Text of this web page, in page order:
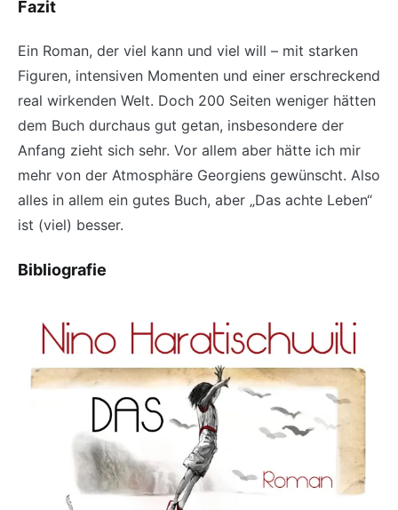
Fazit
Ein Roman, der viel kann und viel will – mit starken
Figuren, intensiven Momenten und einer erschreckend
real wirkenden Welt. Doch 200 Seiten weniger hätten
dem Buch durchaus gut getan, insbesondere der
Anfang zieht sich sehr. Vor allem aber hätte ich mir
mehr von der Atmosphäre Georgiens gewünscht. Also
alles in allem ein gutes Buch, aber „Das achte Leben“
ist (viel) besser.
Bibliografie